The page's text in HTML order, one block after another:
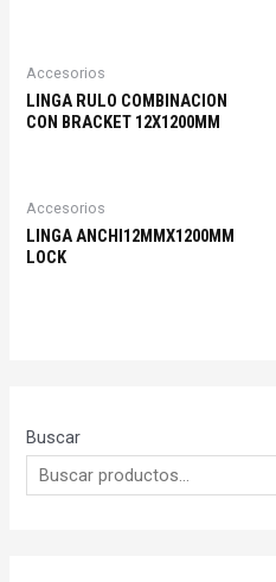
Accesorios
LINGA RULO COMBINACION
CON BRACKET 12X1200MM
Accesorios
LINGA ANCHI12MMX1200MM
LOCK
Buscar